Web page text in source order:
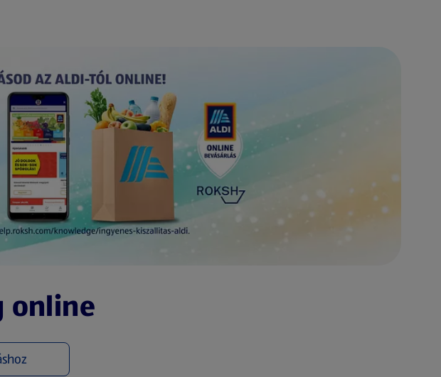
online
nyílik meg)